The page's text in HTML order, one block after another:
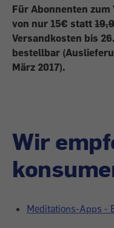
Für Abonnenten zum
von nur 15€ statt
Versandkosten bis
bestellbar
März 2017).
Wir
Meditations-Apps -